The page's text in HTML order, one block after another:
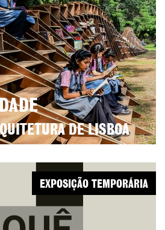
DE LISBOA
EXPOSIÇÃO TEMPORÁRIA